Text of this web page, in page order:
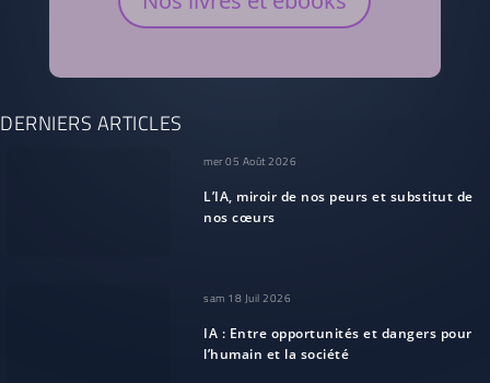
DERNIERS ARTICLES
mer 05 Août 2026
L’IA, miroir de nos peurs et substitut de
nos cœurs
sam 18 Juil 2026
IA : Entre opportunités et dangers pour
l’humain et la société